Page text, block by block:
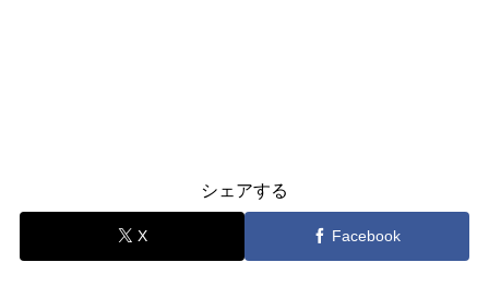
シェアする
X Facebook